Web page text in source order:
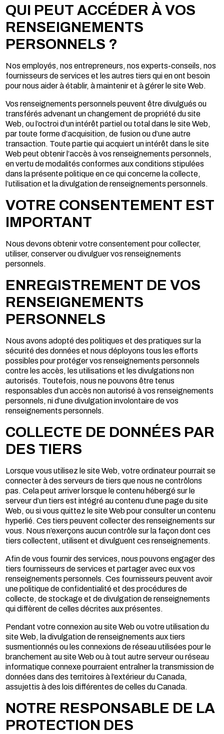
QUI PEUT ACCÉDER À VOS
RENSEIGNEMENTS
PERSONNELS ?
Nos employés, nos entrepreneurs, nos experts-conseils, nos
fournisseurs de services et les autres tiers qui en ont besoin
pour nous aider à établir, à maintenir et à gérer le site Web.
Vos renseignements personnels peuvent être divulgués ou
transférés advenant un changement de propriété du site
Web, ou l’octroi d’un intérêt partiel ou total dans le site Web,
par toute forme d’acquisition, de fusion ou d’une autre
transaction. Toute partie qui acquiert un intérêt dans le site
Web peut obtenir l’accès à vos renseignements personnels,
en vertu de modalités conformes aux conditions stipulées
dans la présente politique en ce qui concerne la collecte,
l’utilisation et la divulgation de renseignements personnels.
VOTRE CONSENTEMENT EST
IMPORTANT
Nous devons obtenir votre consentement pour collecter,
utiliser, conserver ou divulguer vos renseignements
personnels.
ENREGISTREMENT DE VOS
RENSEIGNEMENTS
PERSONNELS
Nous avons adopté des politiques et des pratiques sur la
sécurité des données et nous déployons tous les efforts
possibles pour protéger vos renseignements personnels
contre les accès, les utilisations et les divulgations non
autorisés. Toutefois, nous ne pouvons être tenus
responsables d’un accès non autorisé à vos renseignements
personnels, ni d’une divulgation involontaire de vos
renseignements personnels.
COLLECTE DE DONNÉES PAR
DES TIERS
Lorsque vous utilisez le site Web, votre ordinateur pourrait se
connecter à des serveurs de tiers que nous ne contrôlons
pas. Cela peut arriver lorsque le contenu hébergé sur le
serveur d’un tiers est intégré au contenu d’une page du site
Web, ou si vous quittez le site Web pour consulter un contenu
hyperlié. Ces tiers peuvent collecter des renseignements sur
vous. Nous n’exerçons aucun contrôle sur la façon dont ces
tiers collectent, utilisent et divulguent ces renseignements.
Afin de vous fournir des services, nous pouvons engager des
tiers fournisseurs de services et partager avec eux vos
renseignements personnels. Ces fournisseurs peuvent avoir
une politique de confidentialité et des procédures de
collecte, de stockage et de divulgation de renseignements
qui diffèrent de celles décrites aux présentes.
Pendant votre connexion au site Web ou votre utilisation du
site Web, la divulgation de renseignements aux tiers
susmentionnés ou les connexions de réseau utilisées pour le
branchement au site Web ou à tout autre serveur ou réseau
informatique connexe pourraient entraîner la transmission de
données dans des territoires à l’extérieur du Canada,
assujettis à des lois différentes de celles du Canada.
NOTRE RESPONSABLE DE LA
PROTECTION DES